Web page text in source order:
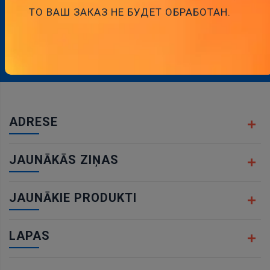
ABONĒJIET MŪSU BIĻETENU
ADRESE
JAUNĀKĀS ZIŅAS
JAUNĀKIE PRODUKTI
LAPAS
ТО ВАШ ЗАКАЗ НЕ БУДЕТ ОБРАБОТАН.